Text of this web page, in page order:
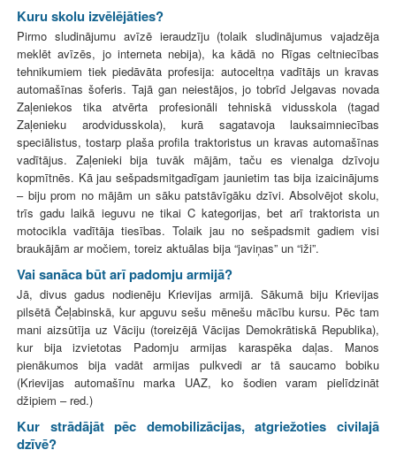
Kuru skolu izvēlējāties?
Pirmo sludinājumu avīzē ieraudzīju (tolaik sludinājumus vajadzēja
meklēt avīzēs, jo interneta nebija), ka kādā no Rīgas celtniecības
tehnikumiem tiek piedāvāta profesija: autoceltņa vadītājs un kravas
automašīnas šoferis. Tajā gan neiestājos, jo tobrīd Jelgavas novada
Zaļeniekos tika atvērta profesionāli tehniskā vidusskola (tagad
Zaļenieku arodvidusskola), kurā sagatavoja lauksaimniecības
speciālistus, tostarp plaša profila traktoristus un kravas automašīnas
vadītājus. Zaļenieki bija tuvāk mājām, taču es vienalga dzīvoju
kopmītnēs. Kā jau sešpadsmitgadīgam jaunietim tas bija izaicinājums
– biju prom no mājām un sāku patstāvīgāku dzīvi. Absolvējot skolu,
trīs gadu laikā ieguvu ne tikai C kategorijas, bet arī traktorista un
motocikla vadītāja tiesības. Tolaik jau no sešpadsmit gadiem visi
braukājām ar močiem, toreiz aktuālas bija “javiņas” un “iži”.
Vai sanāca būt arī padomju armijā?
Jā, divus gadus nodienēju Krievijas armijā. Sākumā biju Krievijas
pilsētā Čeļabinskā, kur apguvu sešu mēnešu mācību kursu. Pēc tam
mani aizsūtīja uz Vāciju (toreizējā Vācijas Demokrātiskā Republika),
kur bija izvietotas Padomju armijas karaspēka daļas. Manos
pienākumos bija vadāt armijas pulkvedi ar tā saucamo bobiku
(Krievijas automašīnu marka UAZ, ko šodien varam pielīdzināt
džipiem – red.)
Kur strādājāt pēc demobilizācijas, atgriežoties civilajā
dzīvē?